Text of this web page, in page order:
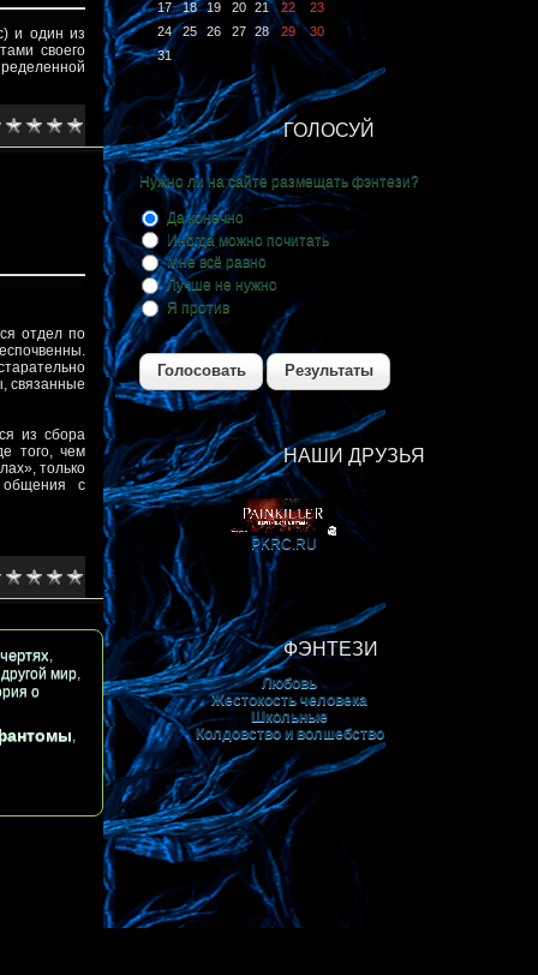
и один из
своего
отдел по
связанные
из сбора
того, чем
только
общения с
,
другой мир,
о
,
17
18 19 20 21 22
23
24
25 26 27 28 29
30
31
ГОЛОСУЙ
Нужно ли на сайте размещать фэнтези?
Да конечно
Иногда можно почитать
Мне всё равно
Лучше не нужно
Я против
Голосовать Результаты
НАШИ ДРУЗЬЯ
PKRС.RU
ФЭНТЕЗИ
Любовь
Жестокость человека
Школьные
Колдовство и волшебство